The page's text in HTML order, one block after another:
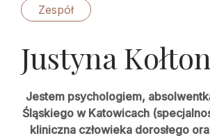
Zespół
Justyna Kołton
Jestem psychologiem,
Śląskiego w Katowicach
kliniczna człowieka dorosłego